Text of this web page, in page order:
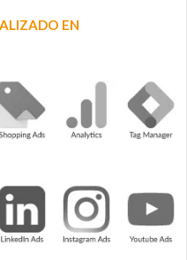
EN